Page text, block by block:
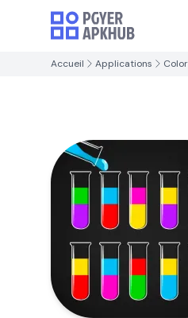
Accueil Applications